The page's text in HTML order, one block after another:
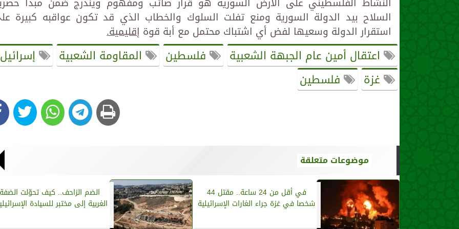
السلاح بيد الدولة السورية ومنع تفلت السلوك والخطاب الذي قد تكون عواقبه كبيرة
استقرار الدولة وسعيها لفض أي اشتباك محتمل مع أبة قوة إقليمية.
اعتقال أمين عام الجبهة الشعبية فلسطين المقاومة الشعبية
إسرائيل
غزة
فلسطين
موضوعات متعلقة
في أقل من 24 ساعة.. مقتل 44
شخصا في غزة جراء الغارات الإسرائيلية
الضم الزاحف.. كيف تحوّلت الضفة
الغربية إلى مختبر للسيادة